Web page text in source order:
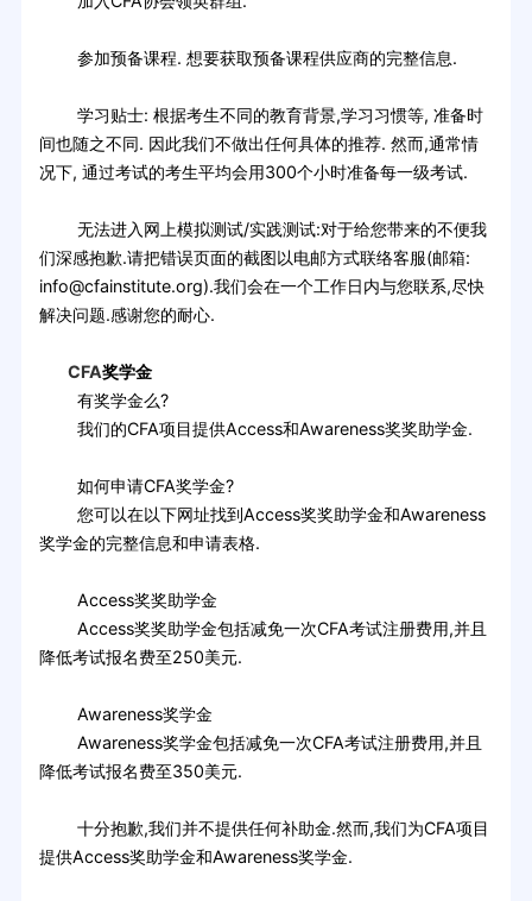
参加预备课程. 想要获取预备课程供应商的完整信息.
学习贴士: 根据考生不同的教育背景,学习习惯等, 准备时
间也随之不同. 因此我们不做出任何具体的推荐. 然而,通常情
况下, 通过考试的考生平均会用300个小时准备每一级考试.
无法进入网上模拟测试/实践测试:对于给您带来的不便我
们深感抱歉.请把错误页面的截图以电邮方式联络客服(邮箱:
info@cfainstitute.org).我们会在一个工作日内与您联系,尽快
解决问题.感谢您的耐心.
CFA奖学金
有奖学金么?
我们的CFA项目提供Access和Awareness奖奖助学金.
如何申请CFA奖学金?
您可以在以下网址找到Access奖奖助学金和Awareness
奖学金的完整信息和申请表格.
Access奖奖助学金
Access奖奖助学金包括减免一次CFA考试注册费用,并且
降低考试报名费至250美元.
Awareness奖学金
Awareness奖学金包括减免一次CFA考试注册费用,并且
降低考试报名费至350美元.
十分抱歉,我们并不提供任何补助金.然而,我们为CFA项目
提供Access奖助学金和Awareness奖学金.